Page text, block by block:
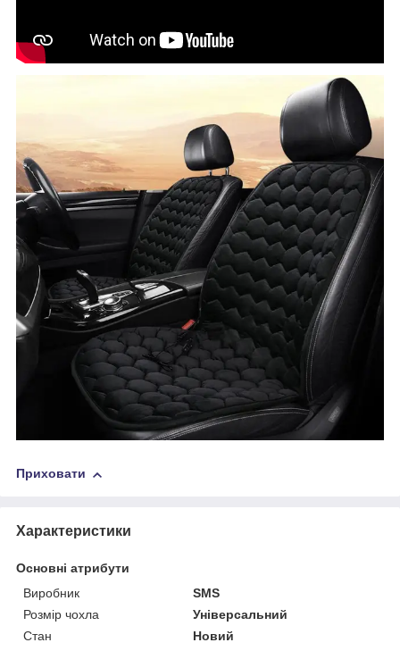
Приховати
Характеристики
Основні атрибути
Виробник
SMS
Розмір чохла
Універсальний
Стан
Новий